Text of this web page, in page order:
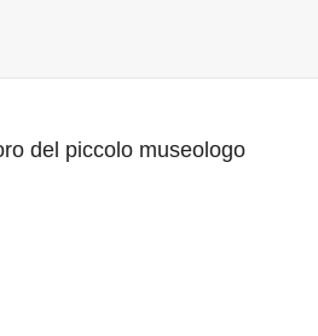
del piccolo museologo